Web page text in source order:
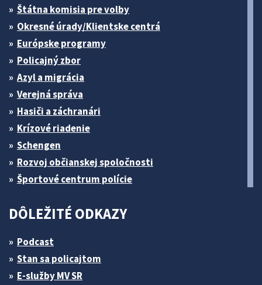
Štátna komisia pre volby
Okresné úrady/Klientske centrá
Európske programy
Policajný zbor
Azyl a migrácia
Verejná správa
Hasiči a záchranári
Krízové riadenie
Schengen
Rozvoj občianskej spoločnosti
Športové centrum polície
DÔLEŽITÉ ODKAZY
Podcast
Stan sa policajtom
E-služby MV SR